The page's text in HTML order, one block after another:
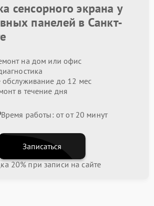
сенсорного экрана у
панелей в Санкт-
на дом или офис
обслуживание до 12 мес
в течение дня
Время работы: от от 20 минут
Записаться
20% при записи на сайте